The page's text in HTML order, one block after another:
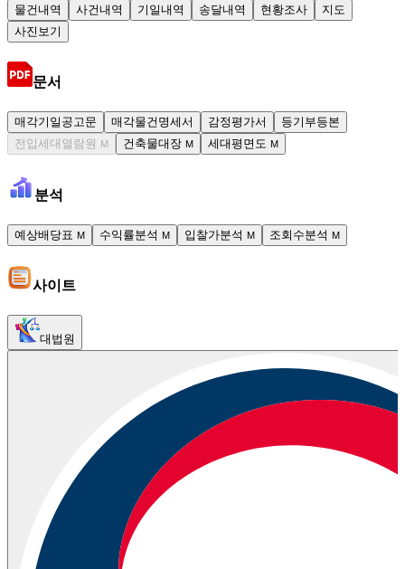
물건내역 사건내역 기일내역 송달내역 현황조사
지도
사진보기
문서
매각기일공고문 매각물건명세서 감정평가서
등기부등본
전입세대열람원
M 건축물대장 M 세대평면도 M
분석
예상배당표 M 수익률분석 M 입찰가분석 M 조회수분석 M
사이트
대법원